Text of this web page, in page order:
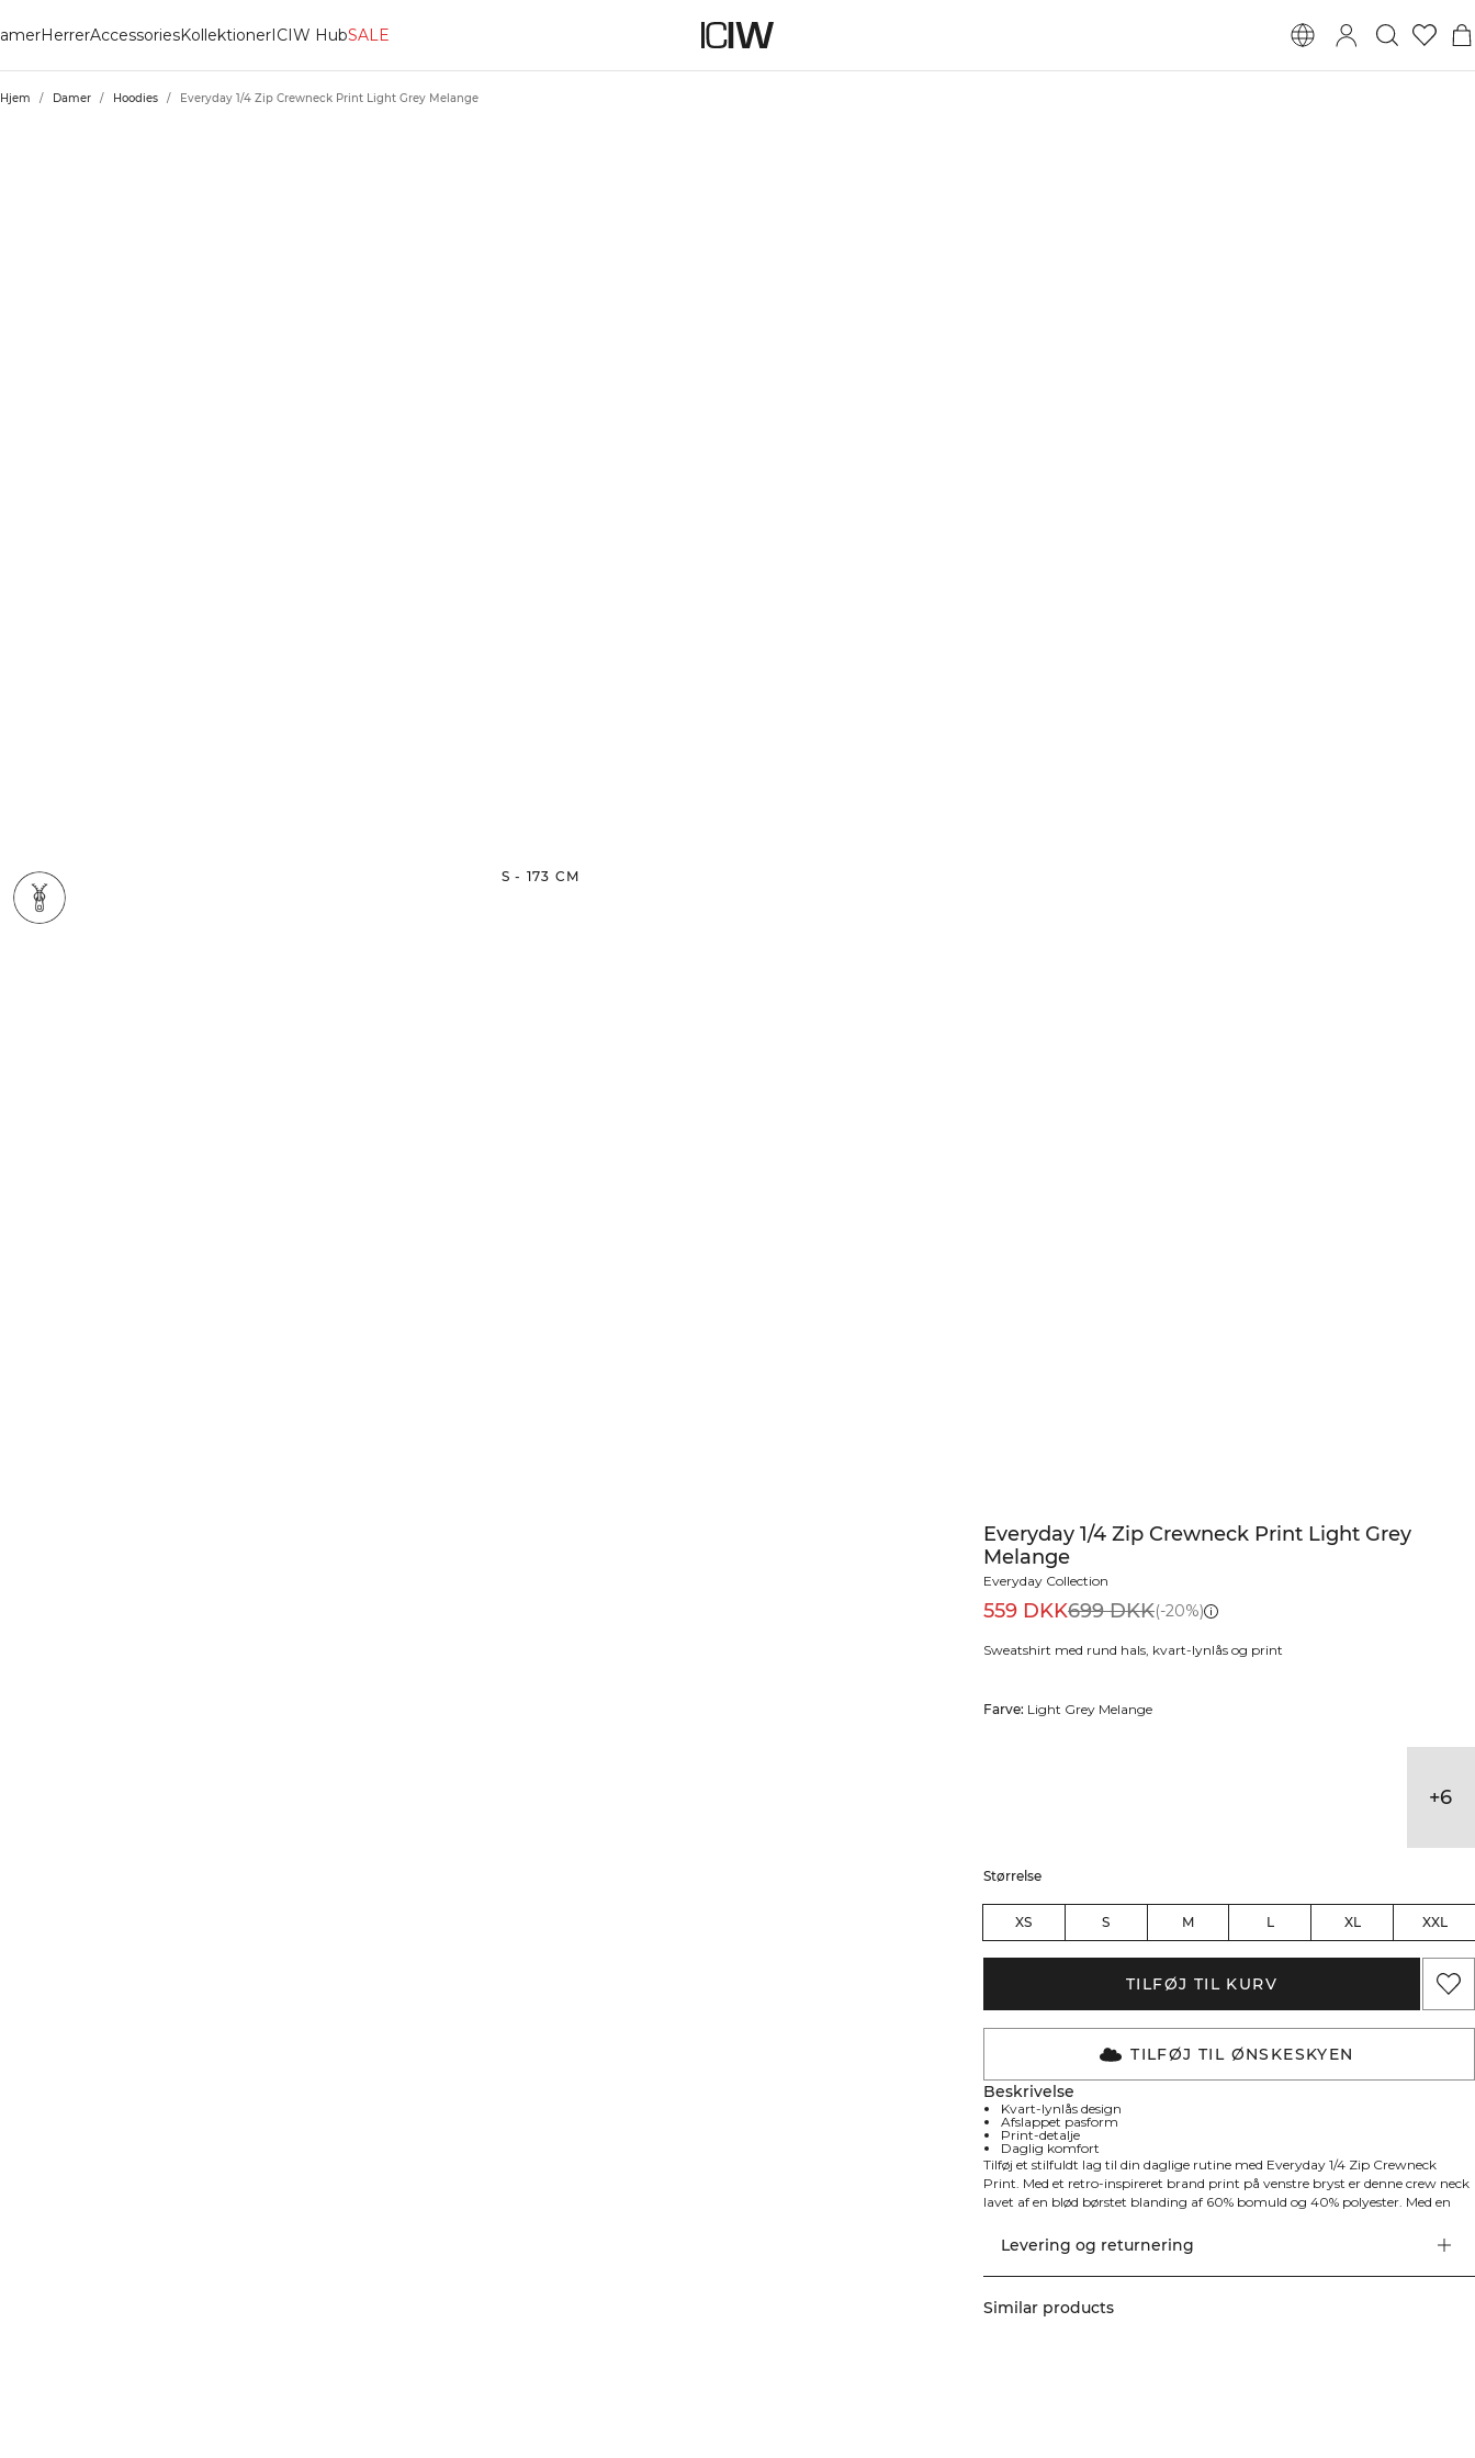
HerrerAccessoriesKollektionerICIW HubSALE
Hjem / Damer / Hoodies / Everyday 1/4 Zip Crewneck Print Light Grey Melange
S - 173 CM
Everyday 1/4 Zip Crewneck Print Light Grey
Melange
Everyday Collection
559 DKK699 DKK(-20%)
Sweatshirt med rund hals, kvart-lynlås og print
Farve: Light Grey Melange
+6
Størrelse
XS S M L XL XXL
TILFØJ TIL KURV
TILFØJ TIL ØNSKESKYEN
Beskrivelse
Kvart-lynlås design
Afslappet pasform
Print-detalje
Daglig komfort
Tilføj et stilfuldt lag til din daglige rutine med Everyday 1/4 Zip Crewneck
Print. Med et retro-inspireret brand print på venstre bryst er denne crew neck
lavet af en blød børstet blanding af 60% bomuld og 40% polyester. Med en
eller afslapning derhjemme.
Levering og returnering
Similar products